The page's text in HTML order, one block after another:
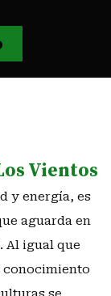
Vientos
y energía, es
aguarda en
Al igual que
conocimiento